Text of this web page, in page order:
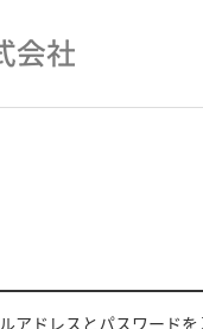
アドレス とパスワード